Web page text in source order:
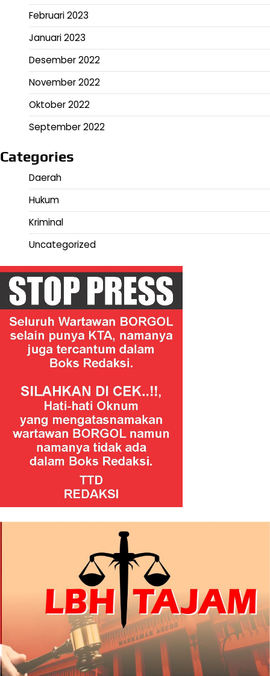
Februari 2023
Januari 2023
Desember 2022
November 2022
Oktober 2022
September 2022
Categories
Daerah
Hukum
Kriminal
Uncategorized